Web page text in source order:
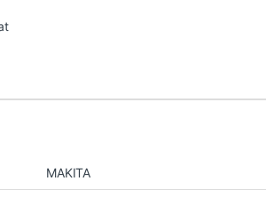
MAKITA